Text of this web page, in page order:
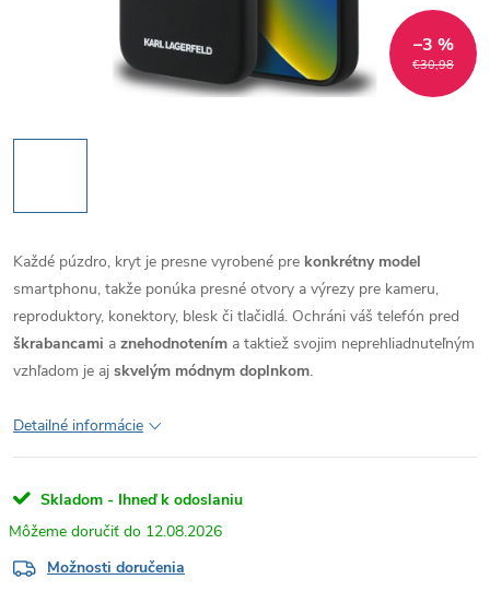
€30,98
–3 %
Každé púzdro, kryt je presne vyrobené pre konkrétny model
smartphonu, takže ponúka presné otvory a výrezy pre kameru,
reproduktory, konektory, blesk či tlačidlá. Ochráni váš telefón pred
škrabancami a znehodnotením a taktiež svojim neprehliadnuteľným
vzhľadom je aj skvelým módnym doplnkom.
Detailné informácie
Skladom - Ihneď k odoslaniu
12.08.2026
Možnosti doručenia